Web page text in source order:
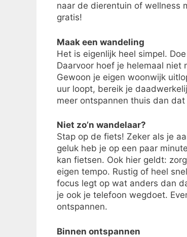
naar de dierentuin of wellness
gratis!
Maak een wandeling
Het is eigenlijk heel simpel.
Daarvoor hoef je helemaal
Gewoon je eigen woonwijk
uur loopt, bereik je
meer ontspannen thuis dan
Niet zo’n wandelaar?
Stap op de fiets! Zeker als je
geluk heb je op een paar
kan fietsen. Ook hier geldt:
eigen tempo. Rustig of heel
focus legt op wat anders dan
je ook je telefoon wegdoet.
ontspannen.
Binnen ontspannen